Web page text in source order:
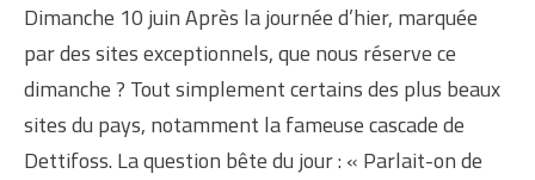
Dimanche 10 juin Après la journée d’hier, marquée
par des sites exceptionnels, que nous réserve ce
dimanche ? Tout simplement certains des plus beaux
sites du pays, notamment la fameuse cascade de
Dettifoss. La question bête du jour : « Parlait-on de